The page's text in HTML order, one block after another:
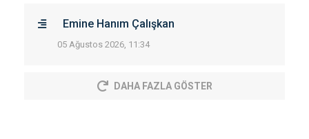
Emine Hanım Çalışkan
05 Ağustos 2026, 11:34
DAHA FAZLA GÖSTER